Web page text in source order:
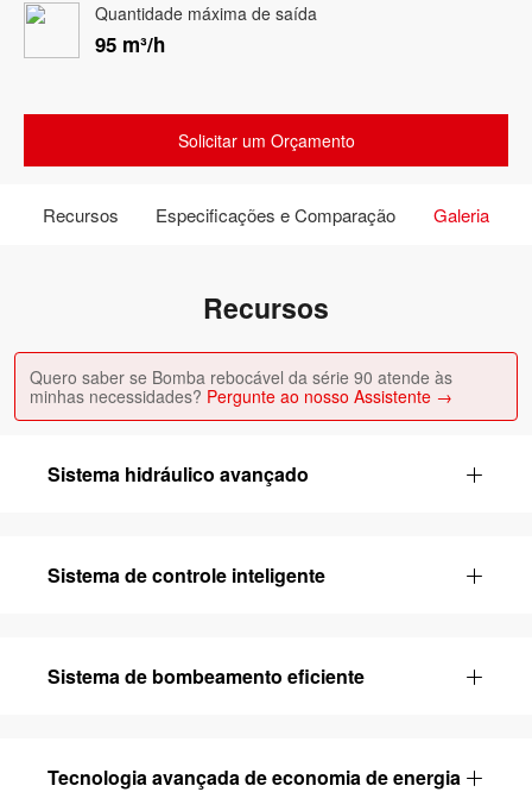
Quantidade máxima de saída
95 m³/h
Solicitar um Orçamento
Recursos Especificações e Comparação Galeria
Recursos
Quero saber se Bomba rebocável da série 90 atende às
minhas necessidades? Pergunte ao nosso Assistente →
Sistema hidráulico avançado
Sistema de controle inteligente
Sistema de bombeamento eficiente
Tecnologia avançada de economia de energia